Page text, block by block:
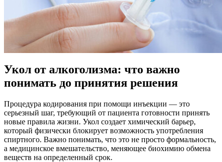
Укол от алкоголизма: что важно
понимать до принятия решения
Процедура кодирования при помощи инъекции — это
серьезный шаг, требующий от пациента готовности принять
новые правила жизни. Укол создает химический барьер,
который физически блокирует возможность употребления
спиртного. Важно понимать, что это не просто формальность,
а медицинское вмешательство, меняющее биохимию обмена
веществ на определенный срок.